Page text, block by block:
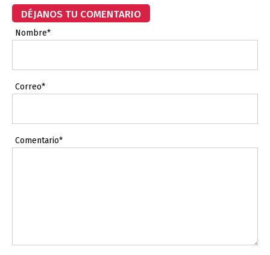
DÉJANOS TU COMENTARIO
Nombre*
Correo*
Comentario*